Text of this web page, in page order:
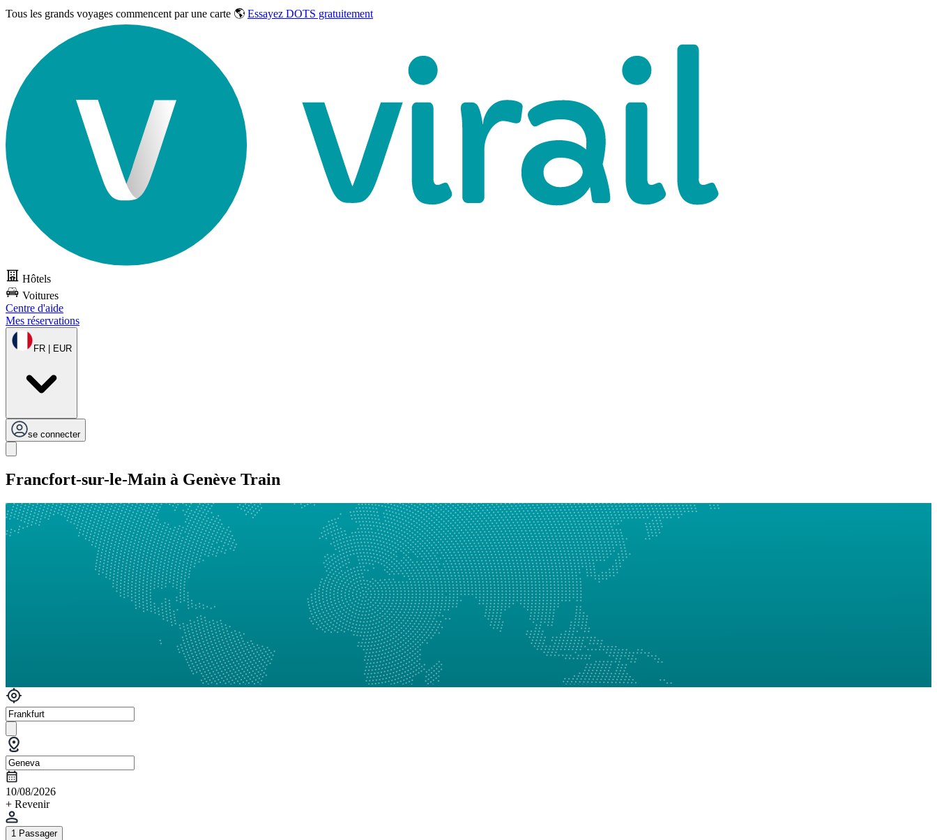
Tous les grands voyages commencent par une carte 🌎 Essayez DOTS gratuitement
Hôtels
Voitures
Centre d'aide
Mes réservations
FR | EUR
se connecter
Francfort-sur-le-Main à Genève Train
10/08/2026
+ Revenir
1 Passager